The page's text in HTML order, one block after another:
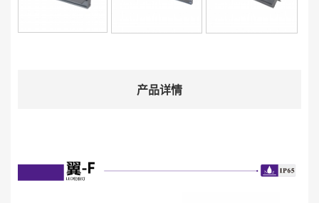
产品详情